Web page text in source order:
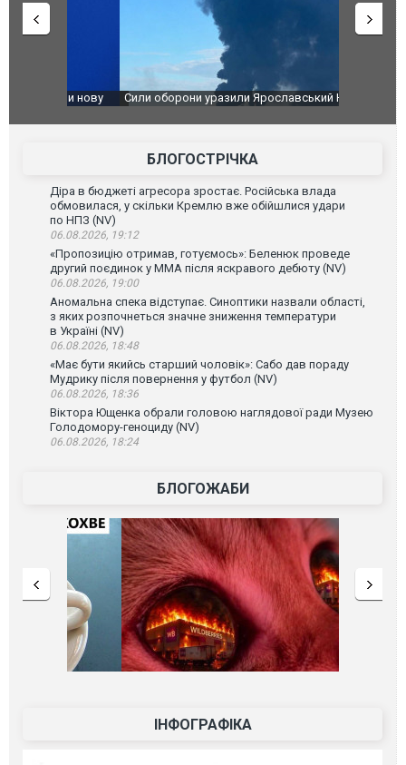
Сили оборони уразили Ярославський НПЗ:
атаку. ВІДЕО
Неймар
БЛОГОСТРІЧКА
Діра в бюджеті агресора зростає. Російська влада
обмовилася, у скільки Кремлю вже обійшлися удари
по НПЗ (NV)
06.08.2026, 19:12
«Пропозицію отримав, готуємось»: Беленюк проведе
другий поєдинок у ММА після яскравого дебюту (NV)
06.08.2026, 19:00
Аномальна спека відступає. Синоптики назвали області,
з яких розпочнеться значне зниження температури
в Україні (NV)
06.08.2026, 18:48
«Має бути якийсь старший чоловік»: Сабо дав пораду
Мудрику після повернення у футбол (NV)
06.08.2026, 18:36
Віктора Ющенка обрали головою наглядової ради Музею
Голодомору-геноциду (NV)
06.08.2026, 18:24
БЛОГОЖАБИ
ІНФОГРАФІКА